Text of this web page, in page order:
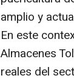
amplio y
En este
Almacenes
reales del